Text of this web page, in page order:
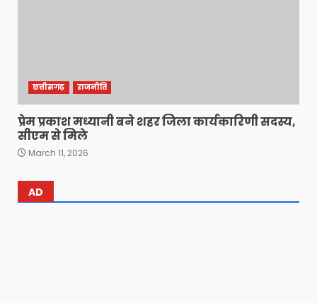
छत्तीसगढ़ राजनीति
प्रेम प्रकाश मध्यानी बने शहर जिला कार्यकारिणी सदस्य,
सीएम से मिले
March 11, 2026
AD